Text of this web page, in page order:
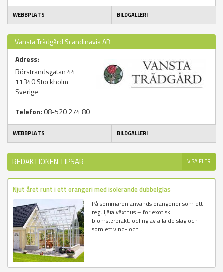
WEBBPLATS BILDGALLERI
Vansta Trädgård Scandinavia AB
Adress:
Rörstrandsgatan 44
11340Stockholm
Sverige
Telefon: 08-520 274 80
WEBBPLATS BILDGALLERI
REDAKTIONEN TIPSAR VISA FLER
Njut året runt i ett orangeri med isolerande dubbelglas
På sommaren används orangerier som ett
reguljära växthus – för exotisk
blomsterprakt, odling av alla de slag och
som ett vind- och...